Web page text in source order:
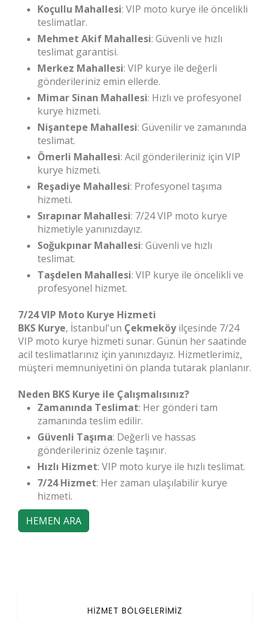
Koçullu Mahallesi: VIP moto kurye ile öncelikli
teslimatlar.
Mehmet Akif Mahallesi: Güvenli ve hızlı
teslimat garantisi.
Merkez Mahallesi: VIP kurye ile değerli
gönderileriniz emin ellerde.
Mimar Sinan Mahallesi: Hızlı ve profesyonel
kurye hizmeti.
Nişantepe Mahallesi: Güvenilir ve zamanında
teslimat.
Ömerli Mahallesi: Acil gönderileriniz için VIP
kurye hizmeti.
Reşadiye Mahallesi: Profesyonel taşıma
hizmeti.
Sırapınar Mahallesi: 7/24 VIP moto kurye
hizmetiyle yanınızdayız.
Soğukpınar Mahallesi: Güvenli ve hızlı
teslimat.
Taşdelen Mahallesi: VIP kurye ile öncelikli ve
profesyonel hizmet.
7/24 VIP Moto Kurye Hizmeti
BKS Kurye, İstanbul'un Çekmeköyilçesinde 7/24
VIP moto kurye hizmeti sunar. Günün her saatinde
acil teslimatlarınız için yanınızdayız. Hizmetlerimiz,
müşteri memnuniyetini ön planda tutarak planlanır.
Neden BKS Kurye ile Çalışmalısınız?
Zamanında Teslimat: Her gönderi tam
zamanında teslim edilir.
Güvenli Taşıma: Değerli ve hassas
gönderileriniz özenle taşınır.
Hızlı Hizmet: VIP moto kurye ile hızlı teslimat.
7/24 Hizmet: Her zaman ulaşılabilir kurye
hizmeti.
HEMEN ARA
HİZMET BÖLGELERİMİZ